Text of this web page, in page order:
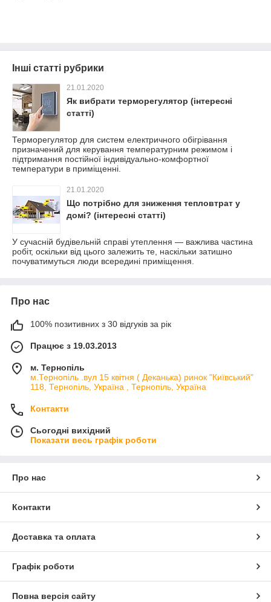
Інші статті рубрики
21.01.2020
Як вибрати терморегулятор (інтересні
статті)
Терморегулятор для систем електричного обігрівання
призначений для керування температурним режимом і
підтримання постійної індивідуально-комфортної
температури в приміщенні.
21.01.2020
Що потрібно для зниження тепловтрат у
домі? (інтересні статті)
У сучасній будівельній справі утеплення — важлива частина
робіт, оскільки від цього залежить те, наскільки затишно
почуватимуться люди всередині приміщення.
Про нас
100% позитивних з 30 відгуків за рік
Працює з 19.03.2013
м. Тернопіль
м.Тернопіль .вул 15 квітня ( Деканька) ринок "Київський"
118, Тернопіль, Україна , Тернопіль, Україна
Контакти
Сьогодні вихідний
Показати весь графік роботи
Про нас
Контакти
Доставка та оплата
Графік роботи
Повна версія сайту